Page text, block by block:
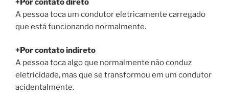
+Por contato direto
A pessoa toca um condutor eletricamente carregado
que está funcionando normalmente.
+Por contato indireto
A pessoa toca algo que normalmente não conduz
eletricidade, mas que se transformou em um condutor
acidentalmente.